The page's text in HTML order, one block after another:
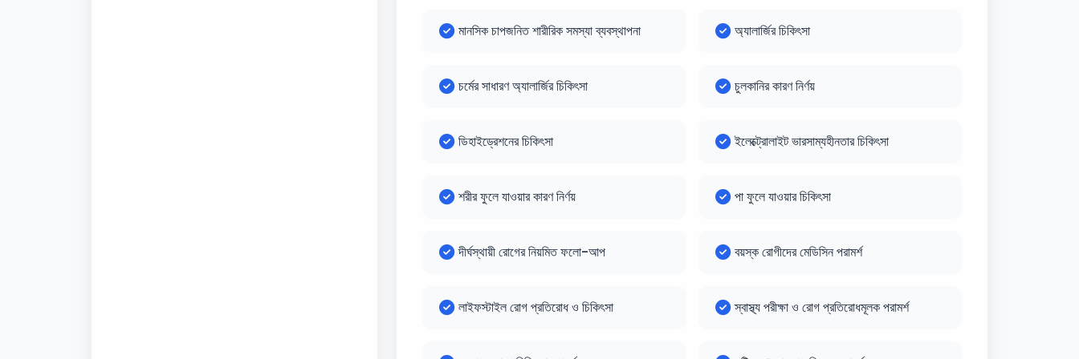
মানসিক চাপজনিত শারীরিক সমস্যা ব্যবস্থাপনা অ্যালার্জির চিকিৎসা
চর্মের সাধারণ অ্যালার্জির চিকিৎসা চুলকানির কারণ নির্ণয়
ডিহাইড্রেশনের চিকিৎসা ইলেক্ট্রোলাইট ভারসাম্যহীনতার চিকিৎসা
শরীর ফুলে যাওয়ার কারণ নির্ণয় পা ফুলে যাওয়ার চিকিৎসা
দীর্ঘস্থায়ী রোগের নিয়মিত ফলো-আপ বয়স্ক রোগীদের মেডিসিন পরামর্শ
লাইফস্টাইল রোগ প্রতিরোধ ও চিকিৎসা স্বাস্থ্য পরীক্ষা ও রোগ প্রতিরোধমূলক পরামর্শ